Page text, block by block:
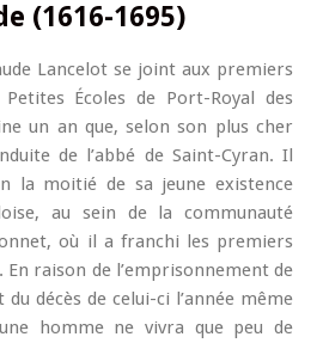
(1616-1695)
Lancelot se joint aux premiers
Écoles de Port-Royal des
un an que, selon son plus cher
de l’abbé de Saint-Cyran. Il
la moitié de sa jeune existence
au sein de la communauté
où il a franchi les premiers
raison de l’emprisonnement de
du décès de celui-ci l’année même
homme ne vivra que peu de